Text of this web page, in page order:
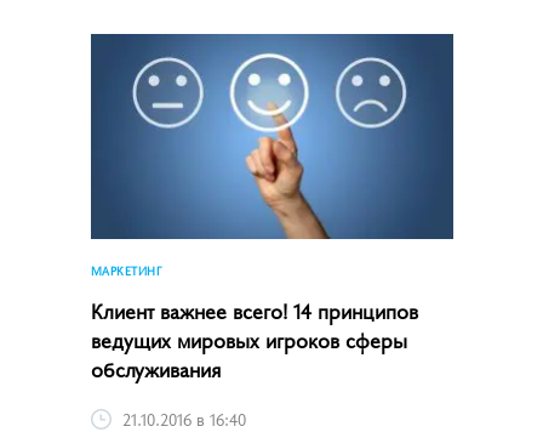
МАРКЕТИНГ
Клиент важнее всего! 14 принципов
ведущих мировых игроков сферы
обслуживания
21.10.2016 в 16:40